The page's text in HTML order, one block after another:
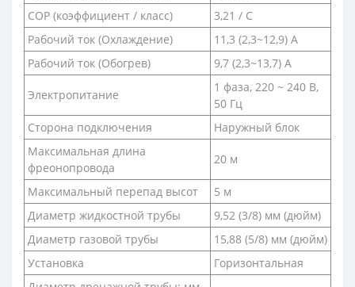
COP (коэффициент / класс)
3,21 / С
Рабочий ток (Охлаждение)
11,3 (2,3~12,9) A
Рабочий ток (Обогрев)
9,7 (2,3~13,7) А
Электропитание
1 фаза, 220 ~ 240 В,
50 Гц
Сторона подключения
Наружный блок
Максимальная длина
фреонопровода
20 м
Максимальный перепад высот
5 м
Диаметр жидкостной трубы
9,52 (3/8) мм (дюйм)
Диаметр газовой трубы
15,88 (5/8) мм (дюйм)
Установка
Горизонтальная